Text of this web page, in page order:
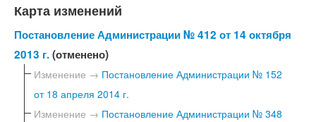
Карта изменений
Постановление Администрации № 412 от 14 октября
2013 г.(отменено)
Изменение → Постановление Администрации № 152
от 18 апреля 2014 г.
Изменение → Постановление Администрации № 348